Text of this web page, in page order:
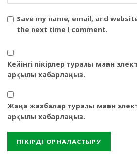
Save my name, email, and
the next time I comment.
Кейінгі пікірлер туралы маған
арқылы хабарлаңыз.
Жаңа жазбалар туралы маған
арқылы хабарлаңыз.